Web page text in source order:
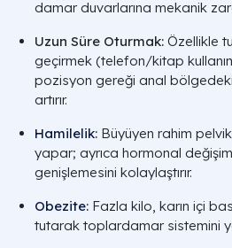
damar duvarlarına mekanik
Uzun Süre Oturmak: Özellikle
geçirmek (telefon/kitap
pozisyon gereği anal
artırır.
Hamilelik: Büyüyen rahim
yapar; ayrıca hormonal
genişlemesini kolaylaştırır.
Obezite: Fazla kilo, karın içi
tutarak toplardamar sistemini